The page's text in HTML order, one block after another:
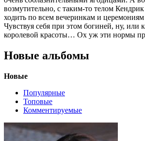
возмутительно, с таким-то телом
ходить по всем вечеринкам и
Чувствуя себя при этом богиней, ну, или
королевой красоты… Ох уж эти нормы
Новые альбомы
Новые
Популярные
Топовые
Комментируемые